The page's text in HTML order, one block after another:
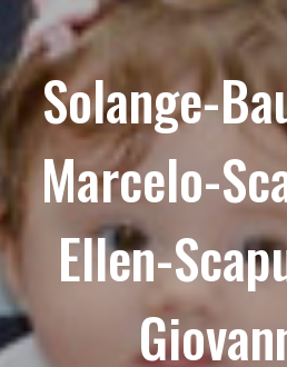
Solange-
Marcelo-
Ellen-